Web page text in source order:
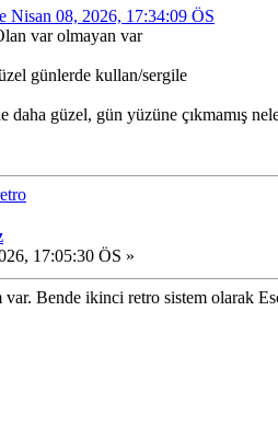
Nisan 08, 2026, 17:34:09 ÖS
var olmayan var
günlerde kullan/sergile
güzel, gün yüzüne çıkmamış
17:05:30 ÖS »
Bende ikinci retro sistem olarak